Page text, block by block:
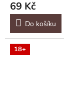
69 Kč
Do košíku
18+